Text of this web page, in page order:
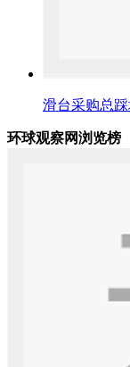
滑台采购总
环球观察网浏览榜